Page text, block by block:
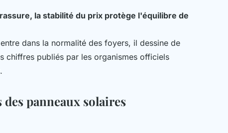
la stabilité du prix protège l'équilibre de
dans la normalité des foyers, il dessine de
chiffres publiés par les organismes officiels
panneaux solaires